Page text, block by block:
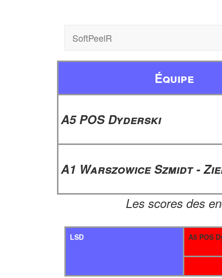
SoftPeelR
Équipe
A5 POS Dyderski
A1 Warszowice Szmidt -
Les scores des
LSD A5 POS